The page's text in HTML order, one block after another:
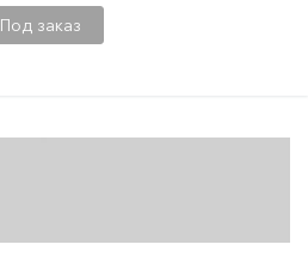
Под заказ